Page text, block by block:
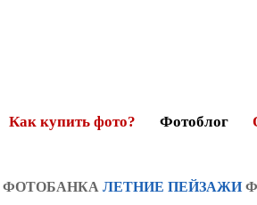
Как купить фото? Фотоблог
ФОТОБАНКА ЛЕТНИЕ ПЕЙЗАЖИ